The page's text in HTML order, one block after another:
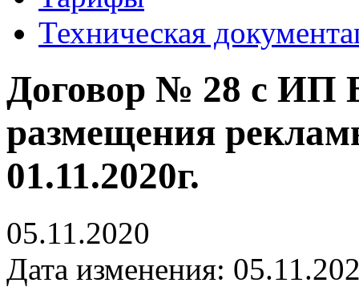
Техническая
Договор № 28 с ИП
размещения
01.11.2020г.
05.11.2020
Дата изменения: